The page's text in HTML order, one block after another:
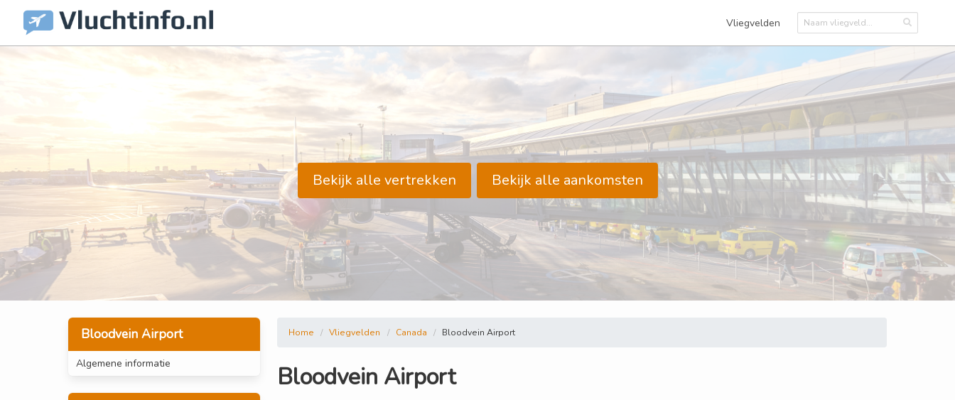
Vliegvelden
Bekijk alle vertrekken Bekijk alle aankomsten
Bloodvein Airport
Algemene informatie
Home Vliegvelden Canada Bloodvein Airport
Bloodvein Airport